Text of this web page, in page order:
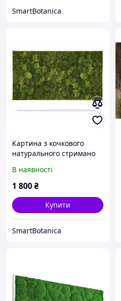
SmartBotanica
Картина з кочкового
натурального стримано
моху
В наявності
1 800₴
Купити
SmartBotanica